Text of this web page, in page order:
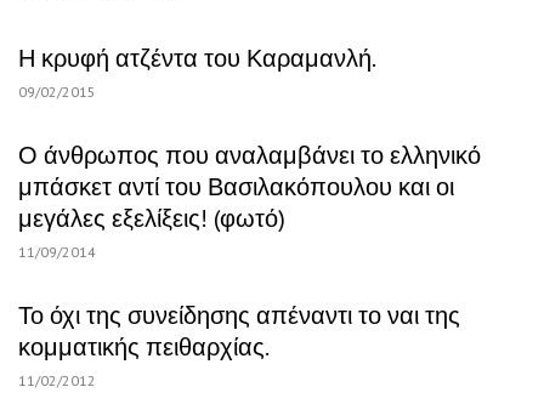
Η κρυφή ατζέντα του Καραμανλή.
09/02/2015
Ο άνθρωπος που αναλαμβάνει το ελληνικό
μπάσκετ αντί του Βασιλακόπουλου και οι
μεγάλες εξελίξεις! (φωτό)
11/09/2014
Το όχι της συνείδησης απέναντι το ναι της
κομματικής πειθαρχίας.
11/02/2012